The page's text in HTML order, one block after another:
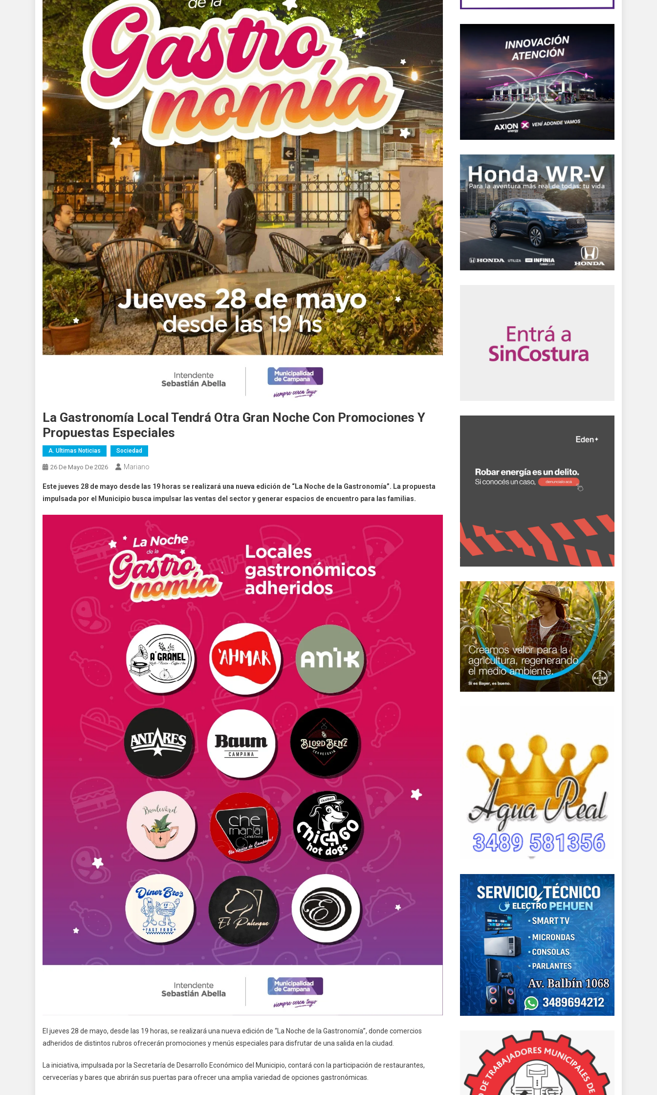
La Gastronomía Local Tendrá Otra Gran Noche Con Promociones Y
Propuestas Especiales
A. Ultimas Noticias Sociedad
26 De Mayo De 2026 Mariano
Este jueves 28 de mayo desde las 19 horas se realizará una nueva edición de “La Noche de la Gastronomía”. La propuesta
impulsada por el Municipio busca impulsar las ventas del sector y generar espacios de encuentro para las familias.
El jueves 28 de mayo, desde las 19 horas, se realizará una nueva edición de “La Noche de la Gastronomía”, donde comercios
adheridos de distintos rubros ofrecerán promociones y menús especiales para disfrutar de una salida en la ciudad.
La iniciativa, impulsada por la Secretaría de Desarrollo Económico del Municipio, contará con la participación de restaurantes,
cervecerías y bares que abrirán sus puertas para ofrecer una amplia variedad de opciones gastronómicas.